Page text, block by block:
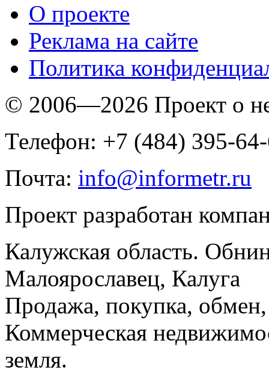
O проекте
Реклама на сайте
Политика
© 2006—2026 Проект о
Телефон: +7 (484) 395-
Почта: info@informetr.ru
Проект разработан
Калужская область.
Малоярославец, Калуга
Продажа, покупка, обмен,
Коммерческая
земля.